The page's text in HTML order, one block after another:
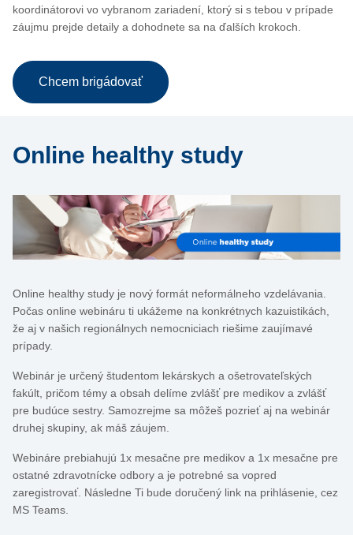
koordinátorovi vo vybranom zariadení, ktorý si s tebou v prípade
záujmu prejde detaily a dohodnete sa na ďalších krokoch.
Chcem brigádovať
Online healthy study
Online healthy study je nový formát neformálneho vzdelávania.
Počas online webináru ti ukážeme na konkrétnych kazuistikách,
že aj v našich regionálnych nemocniciach riešime zaujímavé
prípady.
Webinár je určený študentom lekárskych a ošetrovateľských
fakúlt, pričom témy a obsah delíme zvlášť pre medikov a zvlášť
pre budúce sestry. Samozrejme sa môžeš pozrieť aj na webinár
druhej skupiny, ak máš záujem.
Webináre prebiahujú 1x mesačne pre medikov a 1x mesačne pre
ostatné zdravotnícke odbory a je potrebné sa vopred
zaregistrovať. Následne Ti bude doručený link na prihlásenie, cez
MS Teams.